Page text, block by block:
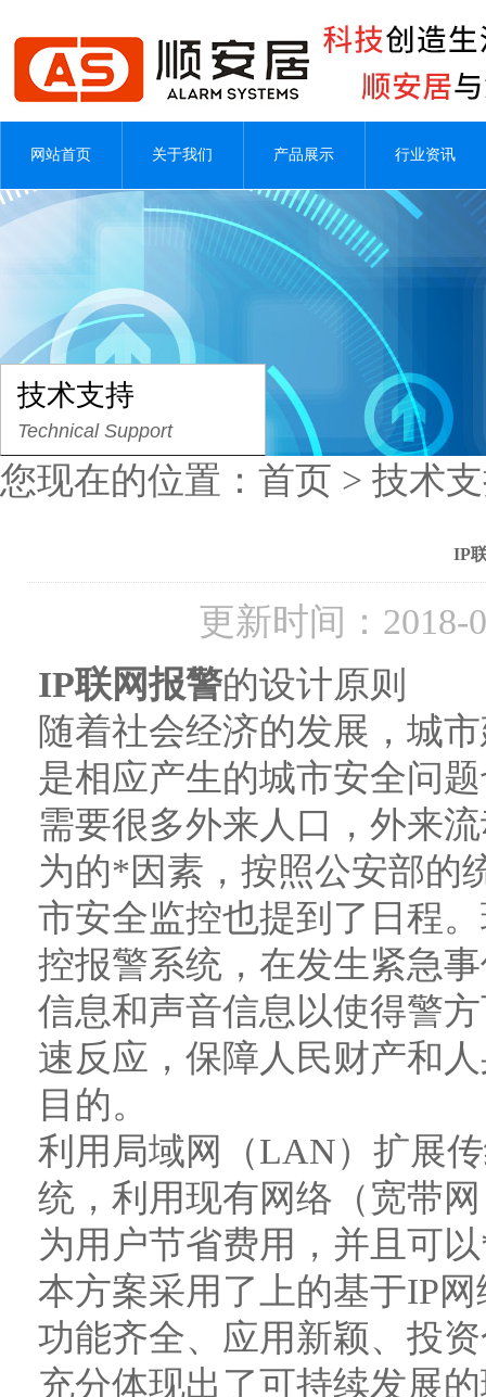
网站首页 关于我们 产品展示 行业资讯
技术支持
Technical Support
您现在的位置： 首页 > 技术
IP
更新时间：
IP联网报警的设计原则
随着社会经济的发展，城
是相应产生的城市安全问
需要很多外来人口，外来
为的*因素，按照公安部的
市安全监控也提到了日程
控报警系统，在发生紧急
信息和声音信息以使得警
速反应，保障人民财产和
目的。
利用局域网（LAN）扩展
统，利用现有网络（宽带
为用户节省费用，并且可
本方案采用了上的基于IP
功能齐全、应用新颖、投
充分体现出了可持续发展